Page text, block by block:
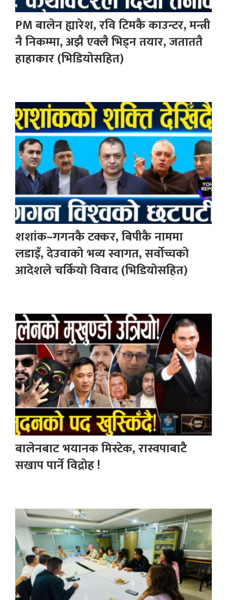
PM बालेन ह्यारेश, रवि टिमकै काउन्टर, मन्त्री
नै निकम्मा, अझै एक्लै भिड्न तयार, जताततै
हाहाकार (भिडियोसहित)
शशांक–गगनकै टक्कर, बिपीकै नाममा
लडाइँ, देउवाको भव्य स्वागत, सर्वोच्चको
आदेशले चर्कियो विवाद (भिडियोसहित)
बालेनबाट भयानक मिस्टेक, रास्वपाबाटै
सखाप पार्ने विद्रोह !